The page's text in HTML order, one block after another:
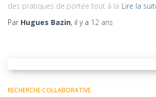
des pratiques de portée tout à la Lire la
Par Hugues Bazin, il y a 12 ans
RECHERCHE COLLABORATIVE